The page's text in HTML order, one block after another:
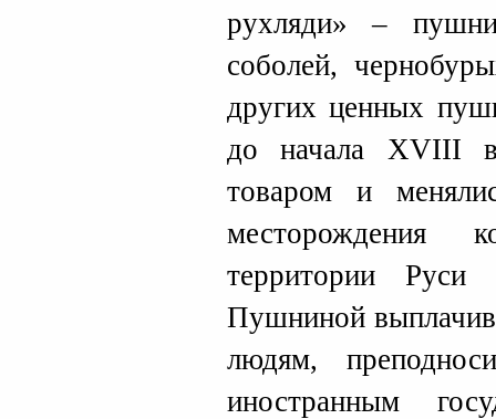
рухляди» –
соболей,
других ценных
до начала XVIII
товаром и
месторождения
территории
Пушниной
людям,
иностранным